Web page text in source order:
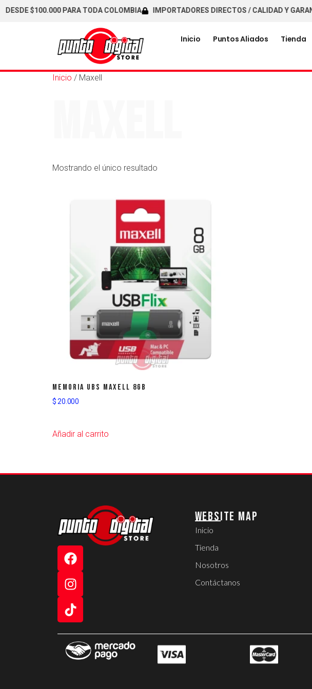
$100.000 PARA TODA COLOMBIA IMPORTADORES DIRECTOS / CALIDAD Y
Inicio Puntos Aliados Tienda
Inicio / Maxell
Mostrando el único resultado
Memoria UBS maxell 8gb
$ 20.000
Añadir al carrito
WEBSITE MAP
Inicio
Tienda
Nosotros
Contáctanos